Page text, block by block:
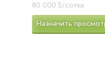
80 000 $/сотка
Назначить